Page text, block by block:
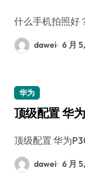
什么手机拍照
dawei 6 月
华为
顶级配置 华
顶级配置 华为
dawei 6 月